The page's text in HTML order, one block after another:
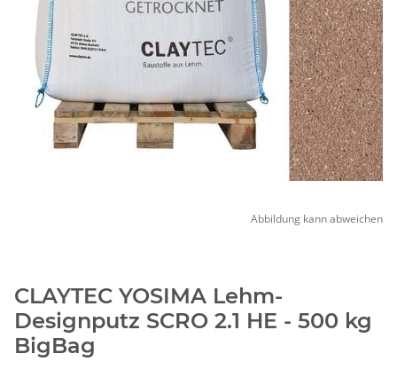
Abbildung kann abweichen
CLAYTEC YOSIMA Lehm-
Designputz SCRO 2.1 HE - 500 kg
BigBag